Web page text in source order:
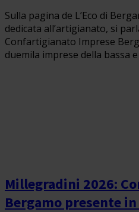
Sulla pagina de L’Eco di
dedicata all’artigianato, si
Confartigianato Imprese
duemila imprese della bassa
Millegradini 2026:
Bergamo presente